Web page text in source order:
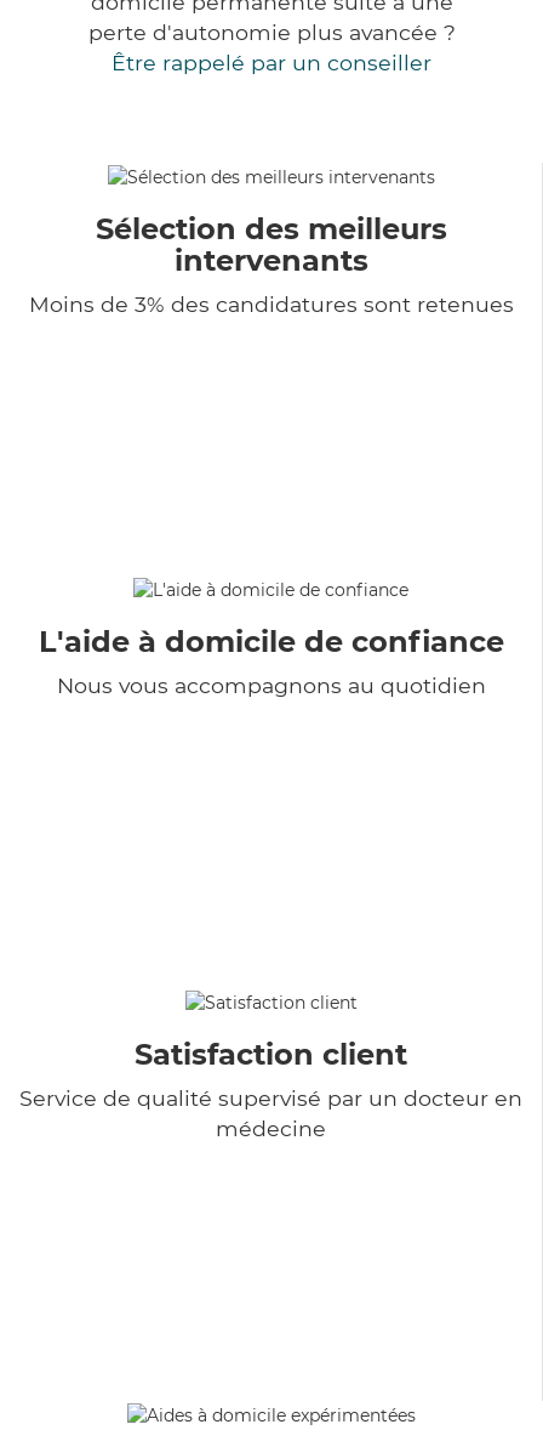
perte d'autonomie plus avancée ?
Être rappelé par un conseiller
Sélection des meilleurs
intervenants
Moins de 3% des candidatures sont retenues
L'aide à domicile de confiance
Nous vous accompagnons au quotidien
Satisfaction client
Service de qualité supervisé par un docteur en
médecine